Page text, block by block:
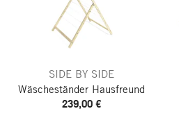
SIDE BY SIDE
Wäscheständer Hausfreund
239,00 €